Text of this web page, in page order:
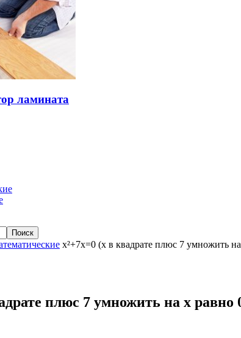
ламината
x²+7x=0 (x в квадрате плюс 7 умножить
плюс 7 умножить на x